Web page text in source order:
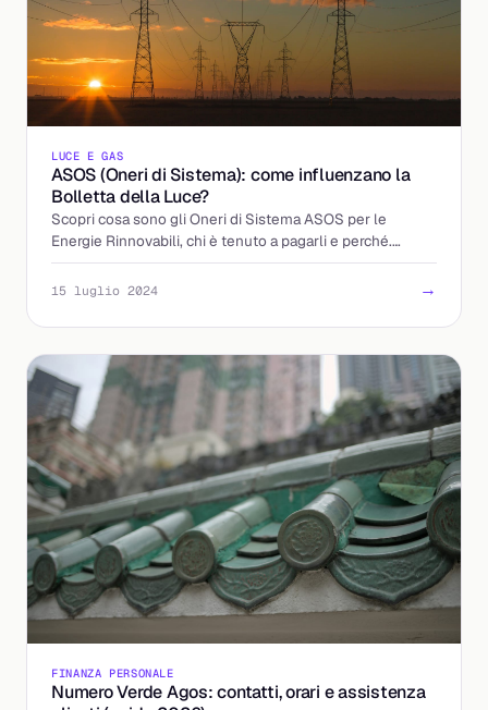
LUCE E GAS
ASOS (Oneri di Sistema): come influenzano la
Bolletta della Luce?
Scopri cosa sono gli Oneri di Sistema ASOS per le
Energie Rinnovabili, chi è tenuto a pagarli e perché.
Comprendi il loro impatto sulla Bolletta Elettrica.
15 luglio 2024 →
FINANZA PERSONALE
Numero Verde Agos: contatti, orari e assistenza